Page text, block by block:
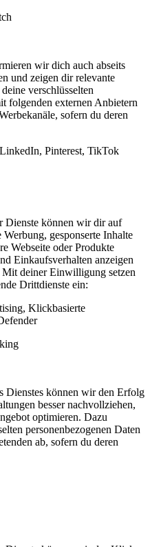
wir dich auch abseits
und zeigen dir relevante
verschlüsselten
folgenden externen Anbietern
sofern du deren
Pinterest, TikTok
Dienste können wir dir auf
Werbung, gesponserte Inhalte
Webseite oder Produkte
Einkaufsverhalten anzeigen
deiner Einwilligung setzen
Drittdienste ein:
Klickbasierte
Dienstes können wir den Erfolg
besser nachvollziehen,
optimieren. Dazu
personenbezogenen Daten
ab, sofern du deren